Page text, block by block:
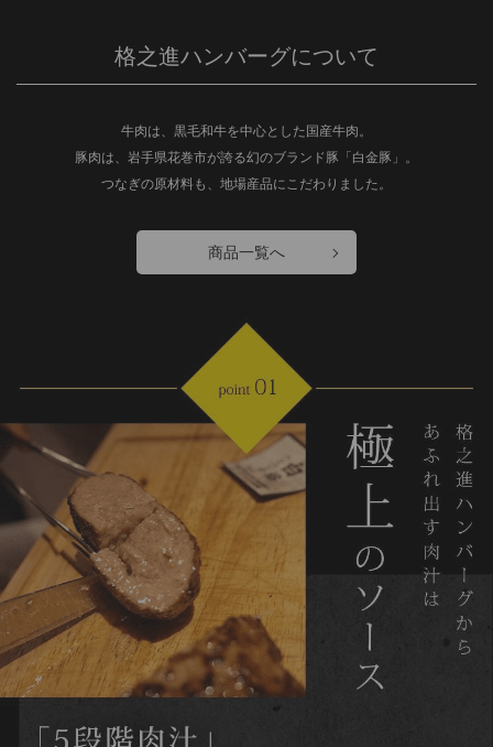
格之進ハンバーグについて
牛肉は、黒毛和牛を中心とした国産牛肉。
豚肉は、岩手県花巻市が誇る幻のブランド豚「白金豚」。
つなぎの原材料も、地場産品にこだわりました。
商品一覧へ